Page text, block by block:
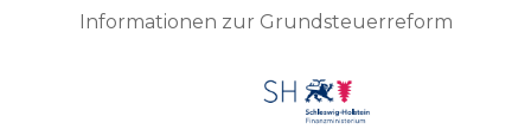
Informationen zur Grundsteuerreform